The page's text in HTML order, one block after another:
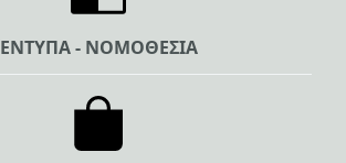
ΕΝΤΥΠΑ - ΝΟΜΟΘΕΣΙΑ